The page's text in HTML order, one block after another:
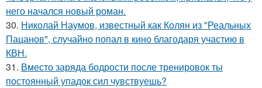
него начался новый роман.
30. Николай Наумов, известный как Колян из "Реальных
Пацанов", случайно попал в кино благодаря участию в
КВН.
31. Вместо заряда бодрости после тренировок ты
постоянный упадок сил чувствуешь?